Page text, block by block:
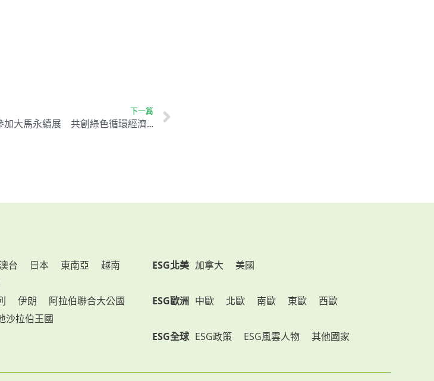
下一篇
台灣設計研究院參加大馬永續展 共創綠色循環經濟量能
台 日本 東南亞
越南
ESG北美 加拿大 美國
伊朗
阿拉伯聯合大公國
沙拉伯王國
ESG歐洲 中歐 北歐 南歐 東歐 西歐
ESG全球 ESG政策 ESG風雲人物 其他國家